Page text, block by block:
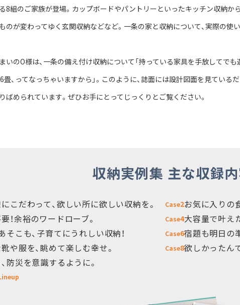
8組のご家族が登場。カップボードやパントリーといったキッチン収納か
のが変わってゆく玄関収納などなど。一条の家と収納について、実際の使
いのO様は、一条の備え付け収納について「持っている家具を手放してでも
畳、ってなっちゃいますから」。このように、誌面には設計図面を見てい
ばめられています。ぜひお手にとってじっくりとご覧ください。
収納実例集 主な収録
こだわって、欲しい所に欲しい収納を。 Case2お気に入りの
！余裕のワードローブ。 Case4大容量で叶え
そこも、子育てにうれしい収納！ Case6宿題も明日の
や服を、眺めて楽しむ幸せ。 Case8欲しかったん
防災を意識するように。